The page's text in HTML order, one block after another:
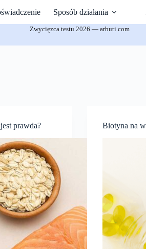
Sposób działania
Zwycięzca testu 2026 — arbuti.com
prawda? Biotyna na